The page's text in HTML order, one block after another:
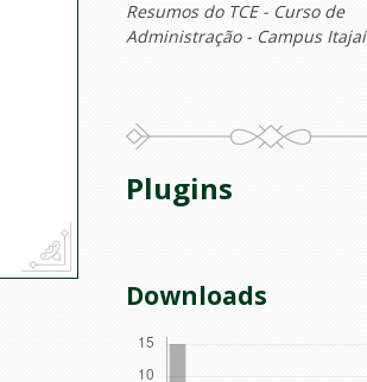
Resumos do TCE - Curso de
Administração - Campus Itajaí
Plugins
Downloads